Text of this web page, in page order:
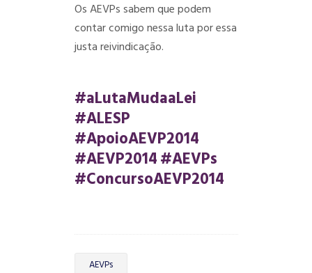
Os AEVPs sabem que podem
contar comigo nessa luta por essa
justa reivindicação.
#aLutaMudaaLei
#ALESP
#ApoioAEVP2014
#AEVP2014#AEVPs
#ConcursoAEVP2014
AEVPs